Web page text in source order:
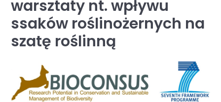
warsztaty nt. wpływu
ssaków roślinożernych na
szatę roślinną